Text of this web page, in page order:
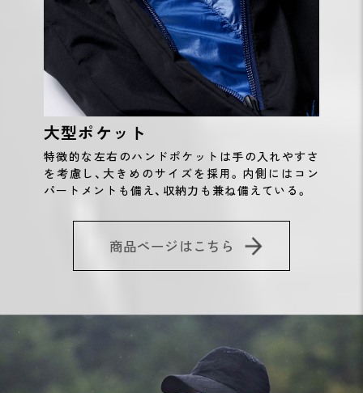
大型ポケット
特徴的な左右のハンドポケットは手の入れやすさ
を考慮し、大きめのサイズを採用。内側にはコン
パートメントも備え、収納力も兼ね備えている。
商品ページはこちら